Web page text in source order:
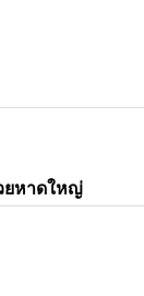
ยหาดใหญ่